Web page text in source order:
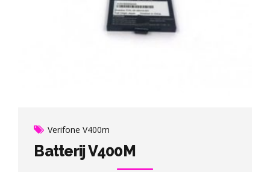
Verifone V400m
Batterij V400M